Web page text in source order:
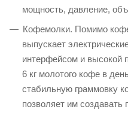
мощность, давление,
Кофемолки. Помимо
выпускает
интерфейсом и высокой
6 кг молотого кофе в
стабильную граммовку
позволяет им создавать